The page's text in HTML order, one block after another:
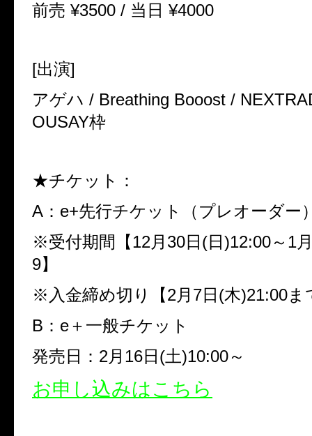
前売 ¥3500 / 当日 ¥4000
[出演]
アゲハ / Breathing Booost /
OUSAY枠
★チケット：
A ： e+先行チケット（プレオーダー
※受付期間【12月 30日 (日 )12:00～ 1
9】
※ 入金締め切り【2月 7日 (木)21:00ま
B ： e＋一般チケット
発売日： 2月 16日 (土)10:00～
お申し込みはこちら